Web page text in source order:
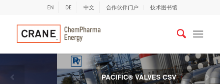
EN DE 中文 合作伙伴门户 技术图书馆
PACIFIC® VALVES CSV